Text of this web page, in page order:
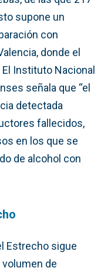
supone un
con
donde el
Instituto Nacional
señala que “el
detectada
fallecidos,
en los que se
de alcohol con
Estrecho sigue
de